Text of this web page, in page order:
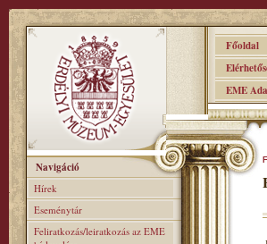
Főoldal
EME
Navigáció
Hírek
Eseménytár
Feliratkozás/leiratkozás az EME